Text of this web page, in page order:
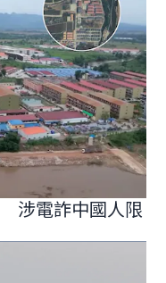
涉電詐中國人限